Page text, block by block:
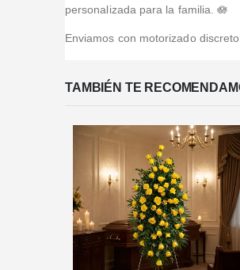
personalizada para la familia. 🪷
Enviamos con motorizado
TAMBIÉN TE